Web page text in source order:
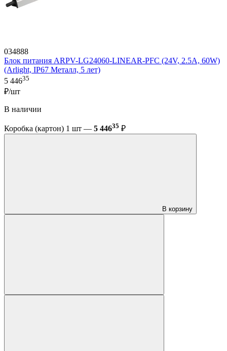
034888
Блок питания ARPV-LG24060-LINEAR-PFC (24V, 2.5A, 60W)
(Arlight, IP67 Металл, 5 лет)
5 44635
₽/шт
В наличии
Коробка (картон) 1 шт — 5 44635 ₽
В корзину